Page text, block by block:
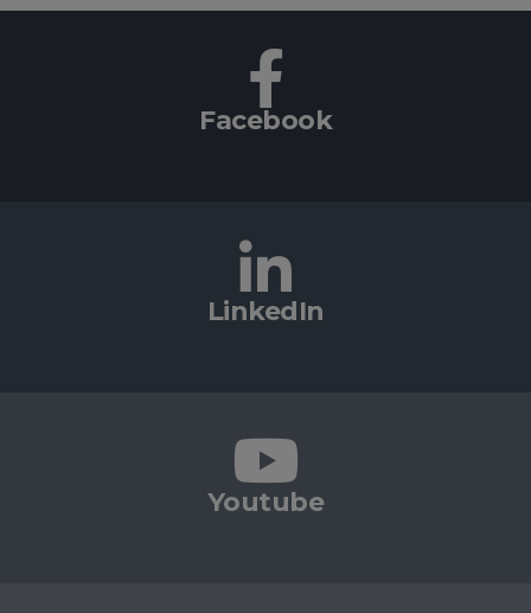
Facebook
LinkedIn
Youtube